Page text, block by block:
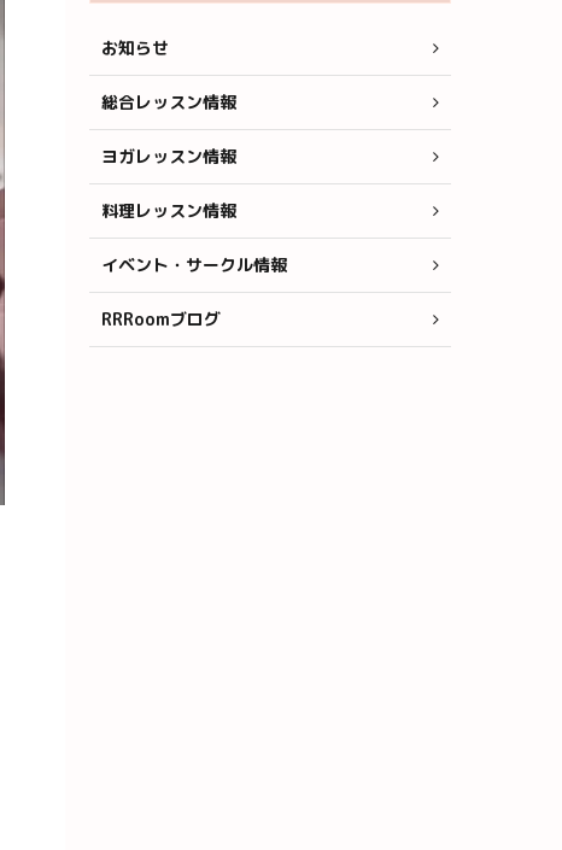
お知らせ
総合レッスン情報
ヨガレッスン情報
料理レッスン情報
イベント・サークル情報
RRRoomブログ